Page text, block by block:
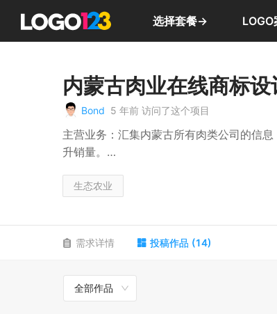
选择套餐→ LOGO
内蒙古肉业在线商标设
Bond 5 年前 访问了这个项目
主营业务：汇集内蒙古所有肉类公司的信
升销量。
设计用途：1、印刷在各种包装、网站等基本
生态农业
需求详情 投稿作品 (14)
全部作品